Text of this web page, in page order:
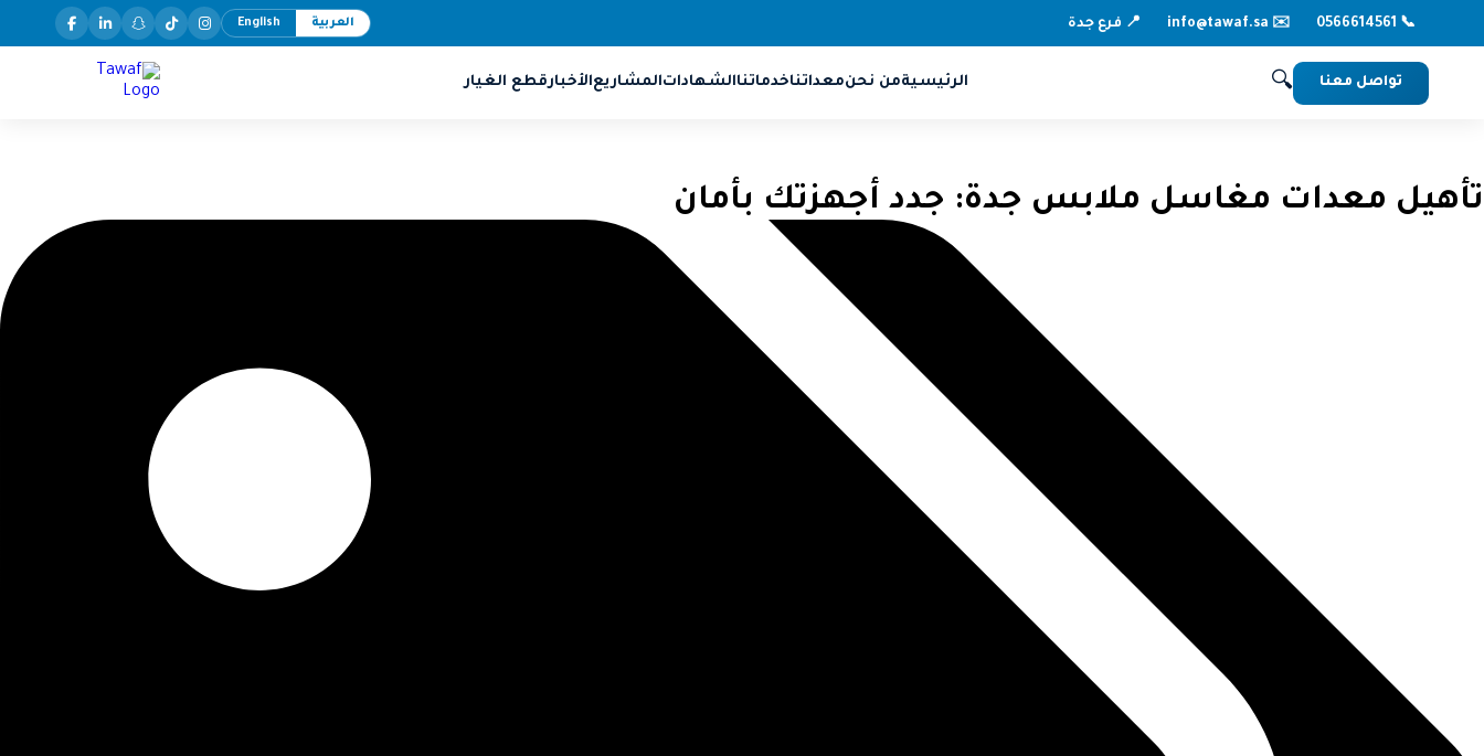
📞 0566614561
✉️ info@tawaf.sa 📍 فرع جدة العربية English
تواصل معنا 🔍 الرئيسيةمن نحنمعداتناخدماتناالشهاداتالمشاريعالأخبارقطع الغيار
تأهيل معدات مغاسل ملابس جدة: جدد أجهزتك بأمان